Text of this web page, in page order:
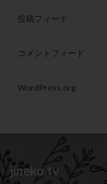
投稿フィード
コメントフィード
WordPress.org
jineko.tv